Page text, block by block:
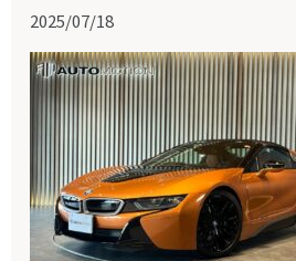
2025/07/18